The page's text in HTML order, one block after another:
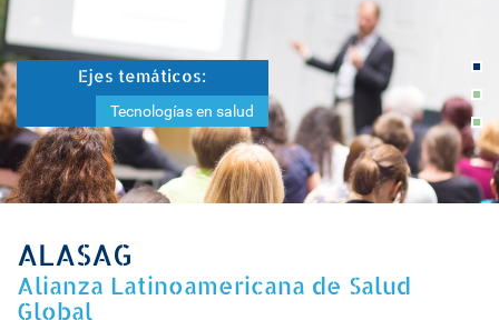
Ejes temáticos:
Tecnologías en salud
ALASAG
Alianza Latinoamericana de Salud
Global